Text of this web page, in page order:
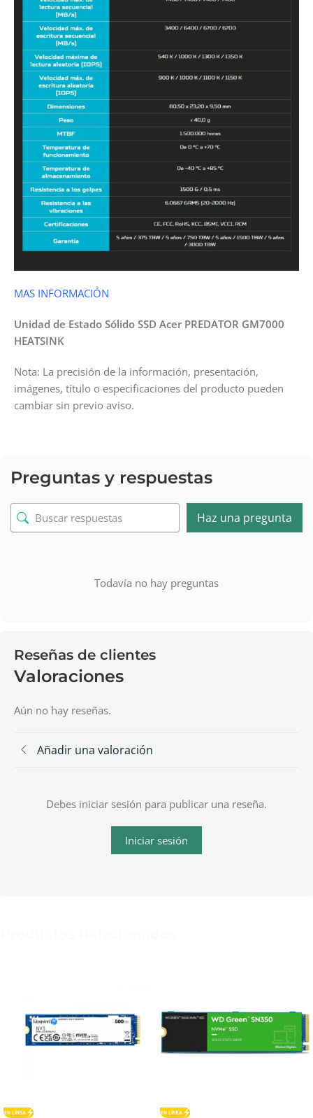
MAS INFORMACIÓN
Unidad de Estado Sólido SSD Acer PREDATOR GM7000
HEATSINK
Nota: La precisión de la información, presentación,
imágenes, título o especificaciones del producto pueden
cambiar sin previo aviso.
Preguntas y respuestas
Haz una pregunta
Todavía no hay preguntas
Reseñas de clientes
Valoraciones
Aún no hay reseñas.
Añadir una valoración
Debes iniciar sesión para publicar una reseña.
Iniciar sesión